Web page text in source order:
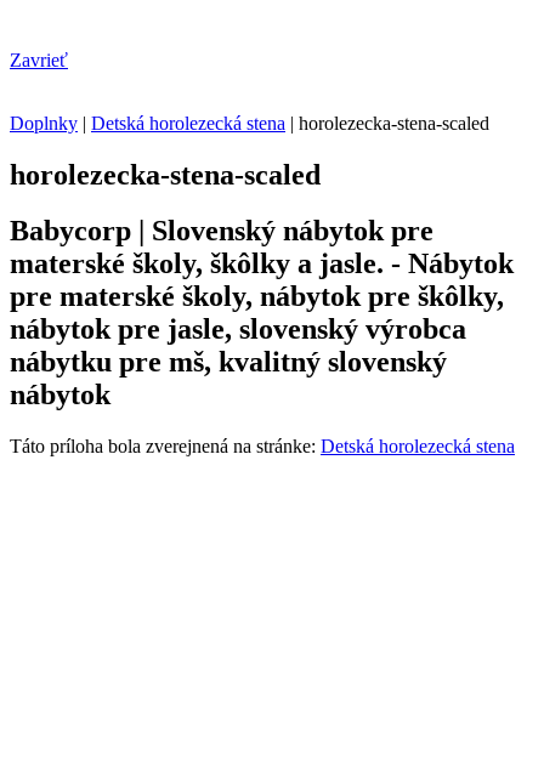
Zavrieť
Doplnky | Detská horolezecká stena | horolezecka-stena-scaled
horolezecka-stena-scaled
Babycorp | Slovenský nábytok pre
materské školy, škôlky a jasle. - Nábytok
pre materské školy, nábytok pre škôlky,
nábytok pre jasle, slovenský výrobca
nábytku pre mš, kvalitný slovenský
nábytok
Táto príloha bola zverejnená na stránke: Detská horolezecká stena